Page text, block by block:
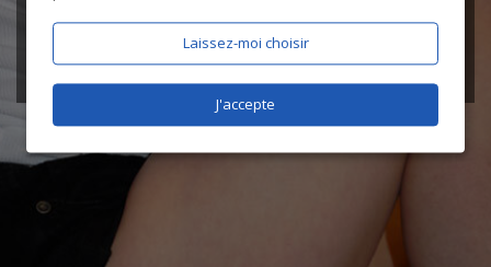
Laissez-moi choisir
J'accepte